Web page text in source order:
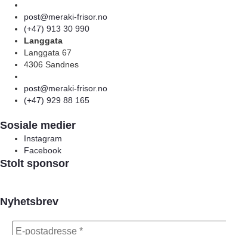
post@meraki-frisor.no
(+47) 913 30 990
Langgata
Langgata 67
4306 Sandnes
post@meraki-frisor.no
(+47) 929 88 165
Sosiale medier
Instagram
Facebook
Stolt sponsor
Nyhetsbrev